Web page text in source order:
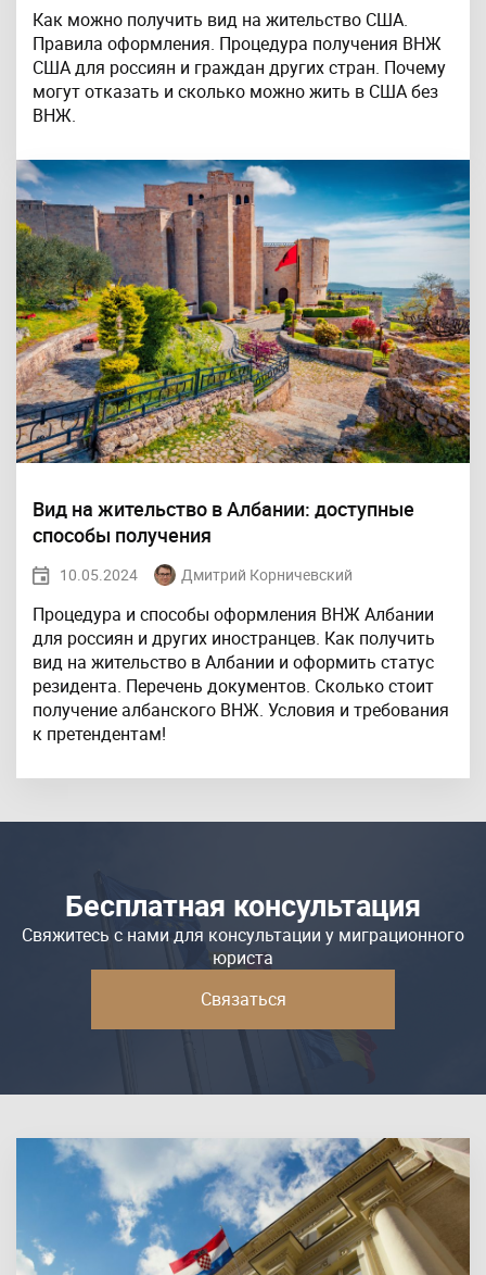
Как можно получить вид на жительство США.
Правила оформления. Процедура получения ВНЖ
США для россиян и граждан других стран. Почему
могут отказать и сколько можно жить в США без
ВНЖ.
Вид на жительство в Албании: доступные
способы получения
10.05.2024 Дмитрий Корничевский
Процедура и способы оформления ВНЖ Албании
для россиян и других иностранцев. Как получить
вид на жительство в Албании и оформить статус
резидента. Перечень документов. Сколько стоит
получение албанского ВНЖ. Условия и требования
к претендентам!
Бесплатная консультация
Свяжитесь с нами для консультации у миграционного
юриста
Связаться